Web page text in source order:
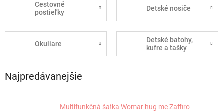
Cestovné
postieľky
Detské nosiče
Okuliare
Detské batohy,
kufre a tašky
Najpredávanejšie
Multifunkčná šatka Womar hug me Zaffiro